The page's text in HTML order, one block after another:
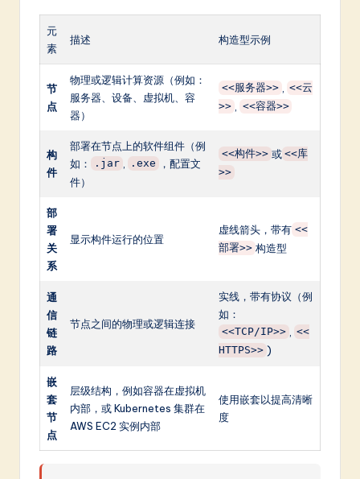
元
素
描述 构造型示例
节
点
物理或逻辑计算资源（例如：
服务器、设备、虚拟机、容
器）
<<服务器>>
<<云
>>
<<容器>>
构
件
部署在节点上的软件组件（例
如：
.jar .exe
，配置文
件）
<<构件>> 或 <<库
>>
部
署
关
系
显示构件运行的位置
虚线箭头，带有 <<
部署>> 构造型
通
信
链
路
节点之间的物理或逻辑连接
实线，带有协议（例
如：
<<TCP/IP>>
<<
HTTPS>> )
嵌
套
节
点
层级结构，例如容器在虚拟机
内部，或 Kubernetes 集群在
AWS EC2 实例内部
使用嵌套以提高清晰
度